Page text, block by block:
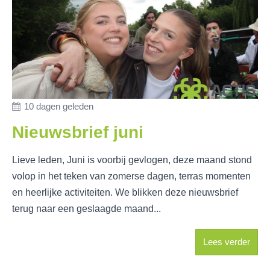
10 dagen geleden
Nieuwsbrief juni
Lieve leden, Juni is voorbij gevlogen, deze maand stond
volop in het teken van zomerse dagen, terras momenten
en heerlijke activiteiten. We blikken deze nieuwsbrief
terug naar een geslaagde maand...
Lees verder